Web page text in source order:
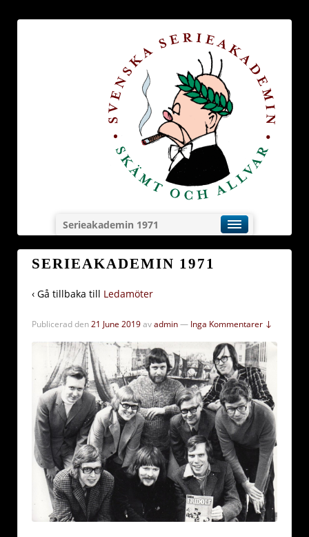
Serieakademin 1971
SERIEAKADEMIN 1971
‹ Gå tillbaka till Ledamöter
Publicerad den21 June 2019avadmin— Inga Kommentarer ↓